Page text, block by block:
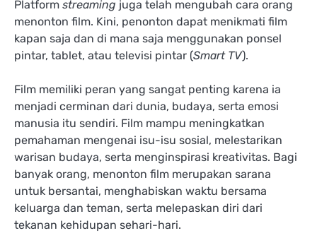
Platform streaming juga telah mengubah cara orang
menonton film. Kini, penonton dapat menikmati film
kapan saja dan di mana saja menggunakan ponsel
pintar, tablet, atau televisi pintar (Smart TV).
Film memiliki peran yang sangat penting karena ia
menjadi cerminan dari dunia, budaya, serta emosi
manusia itu sendiri. Film mampu meningkatkan
pemahaman mengenai isu-isu sosial, melestarikan
warisan budaya, serta menginspirasi kreativitas. Bagi
banyak orang, menonton film merupakan sarana
untuk bersantai, menghabiskan waktu bersama
keluarga dan teman, serta melepaskan diri dari
tekanan kehidupan sehari-hari.